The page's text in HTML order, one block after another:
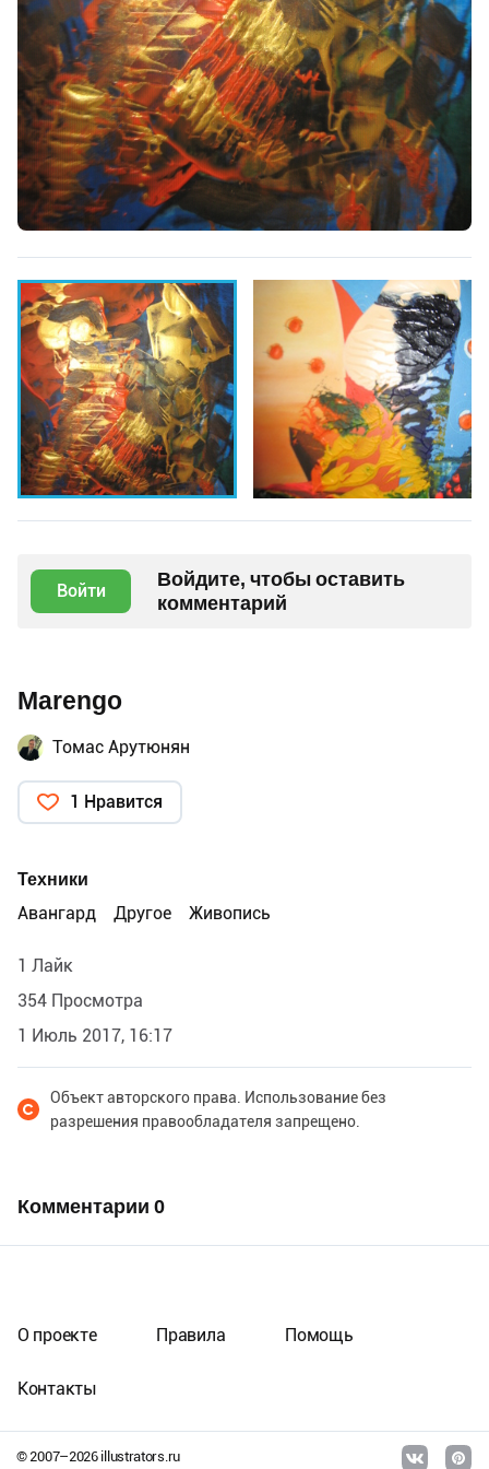
Войти
Войдите, чтобы оставить
комментарий
Marengo
Томас Арутюнян
1 Нравится
Техники
Авангард
Другое Живопись
1 Лайк
354 Просмотра
1 Июль 2017, 16:17
Объект авторского права. Использование без
разрешения правообладателя запрещено.
Комментарии 0
© 2007–2026illustrators.ru
О проекте Правила Помощь
Контакты